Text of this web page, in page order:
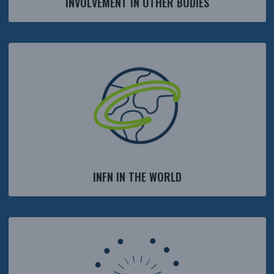
INVOLVEMENT IN OTHER BODIES
INFN IN THE WORLD